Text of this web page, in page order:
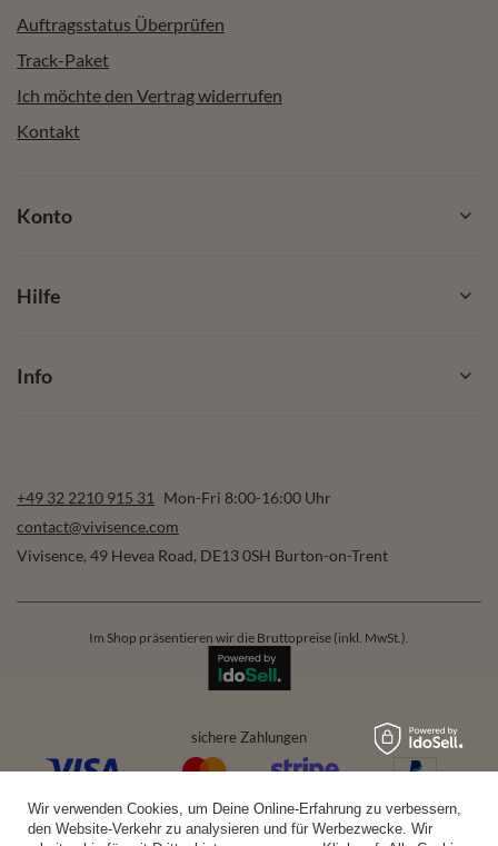
Auftragsstatus Überprüfen
Track-Paket
Ich möchte den Vertrag widerrufen
Kontakt
Konto
Hilfe
Info
+49 32 2210 915 31
Mon-Fri 8:00-16:00 Uhr
contact@vivisence.com
Vivisence, 49 Hevea Road, DE13 0SH Burton-on-Trent
Im Shop präsentieren wir die Bruttopreise (inkl. MwSt.).
sichere Zahlungen
bequeme Lieferung
Wir verwenden Cookies, um Deine Online-Erfahrung zu verbessern,
den Website-Verkehr zu analysieren und für Werbezwecke. Wir